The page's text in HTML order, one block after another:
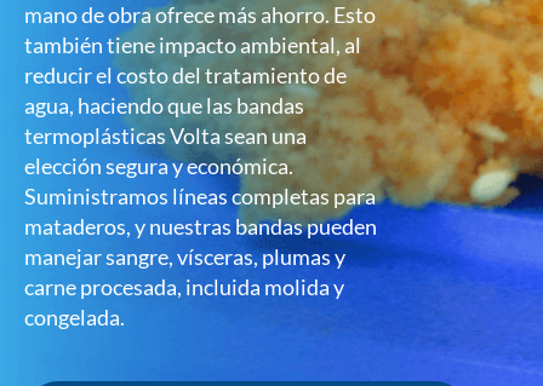
mano de obra ofrece más ahorro. Esto
también tiene impacto ambiental, al
reducir el costo del tratamiento de
agua, haciendo que las bandas
termoplásticas Volta sean una
elección segura y económica.
Suministramos líneas completas para
mataderos, y nuestras bandas pueden
manejar sangre, vísceras, plumas y
carne procesada, incluida molida y
congelada.